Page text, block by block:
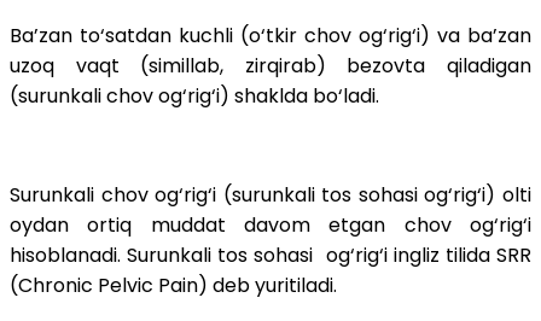
Ba’zan to‘satdan kuchli (o‘tkir chov og‘rig‘i) va ba’zan
uzoq vaqt (simillab, zirqirab) bezovta qiladigan
(surunkali chov og‘rig‘i) shaklda bo‘ladi.
Surunkali chov og‘rig‘i (surunkali tos sohasi og‘rig‘i) olti
oydan ortiq muddat davom etgan chov og‘rig‘i
hisoblanadi. Surunkali tos sohasi og‘rig‘i ingliz tilida SRR
(Chronic Pelvic Pain) deb yuritiladi.